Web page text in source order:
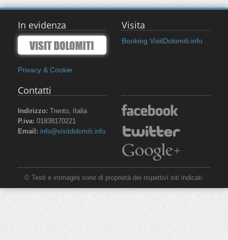
In evidenza
Privacy & Cookie
Visita
Booking VisitDolomiti.info
Contatti
Indirizzo: Trento, Italia
P.iva: 01838170221
Email: info@visitdolomiti.info
© Testi e immagini sono di proprietà dei rispettivi siti indicati.